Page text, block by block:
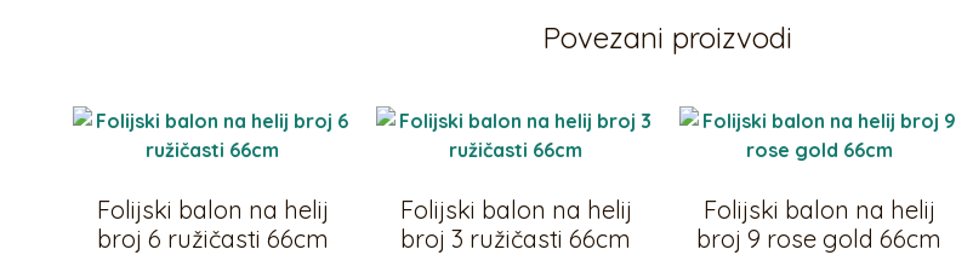
Povezani proizvodi
Folijski balon na helij
broj 6 ružičasti 66cm
Folijski balon na helij
broj 3 ružičasti 66cm
Folijski balon na helij
broj 9 rose gold 66cm